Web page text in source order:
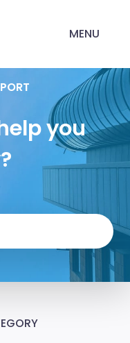
MENU
you